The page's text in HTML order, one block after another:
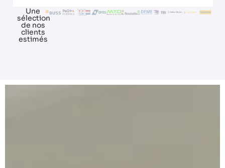
Une
sélection
de nos
clients
estimés